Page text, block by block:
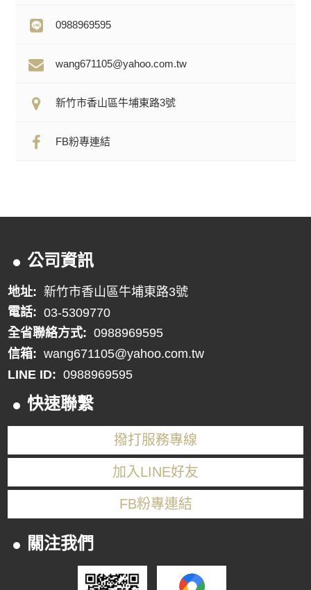
0988969595
wang671105@yahoo.com.tw
新竹市香山區牛埔東路3號
FB粉專連結
公司資訊
地址: 新竹市香山區牛埔東路3號
電話: 03-5309770
全省聯絡方式: 0988969595
信箱: wang671105@yahoo.com.tw
LINE ID: 0988969595
快速聯繫
撥打服務專線
加入LINE好友
FB粉專連結
關注我們